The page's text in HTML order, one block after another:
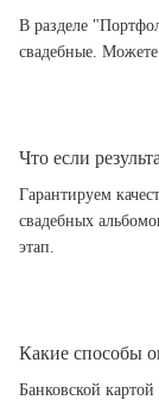
В разделе
свадебные.
Что если
Гарантируем
свадебных
этап.
Какие способы
Банковской картой